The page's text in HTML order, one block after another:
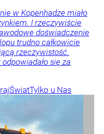
w Kopenhadze miało
I rzeczywiście
doświadczenie
trudno całkowicie
rzeczywistość.
się za
ŚwiatTylko u Nas